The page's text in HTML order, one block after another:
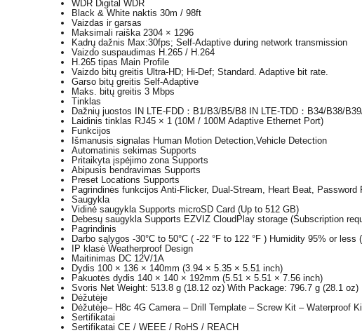
WDR Digital WDR
Black & White naktis 30m / 98ft
Vaizdas ir garsas
Maksimali raiška 2304 × 1296
Kadrų dažnis Max:30fps; Self-Adaptive during network transmission
Vaizdo suspaudimas H.265 / H.264
H.265 tipas Main Profile
Vaizdo bitų greitis Ultra-HD; Hi-Def; Standard. Adaptive bit rate.
Garso bitų greitis Self-Adaptive
Maks. bitų greitis 3 Mbps
Tinklas
Dažnių juostos IN LTE-FDD：B1/B3/B5/B8 IN LTE-TDD：B34/B38/
Laidinis tinklas RJ45 × 1 (10M / 100M Adaptive Ethernet Port)
Funkcijos
Išmanusis signalas Human Motion Detection,Vehicle Detection
Automatinis sekimas Supports
Pritaikyta įspėjimo zona Supports
Abipusis bendravimas Supports
Preset Locations Supports
Pagrindinės funkcijos Anti-Flicker, Dual-Stream, Heart Beat, Password
Saugykla
Vidinė saugykla Supports microSD Card (Up to 512 GB)
Debesų saugykla Supports EZVIZ CloudPlay storage (Subscription
Pagrindinis
Darbo sąlygos -30°C to 50°C ( -22 °F to 122 °F ) Humidity 95% or less
IP klasė Weatherproof Design
Maitinimas DC 12V/1A
Dydis 100 × 136 × 140mm (3.94 × 5.35 × 5.51 inch)
Pakuotės dydis 140 × 140 × 192mm (5.51 × 5.51 × 7.56 inch)
Svoris Net Weight: 513.8 g (18.12 oz) With Package: 796.7 g (28.1 oz)
Dėžutėje
Dėžutėje– H8c 4G Camera – Drill Template – Screw Kit – Waterproof
Sertifikatai
Sertifikatai CE / WEEE / RoHS / REACH